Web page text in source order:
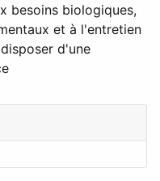
besoins biologiques,
et à l'entretien
d'une